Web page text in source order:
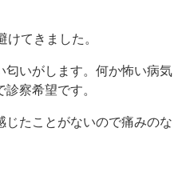
てきました。
匂いがします。何か怖い病気
察希望です。
じたことがないので痛みのな